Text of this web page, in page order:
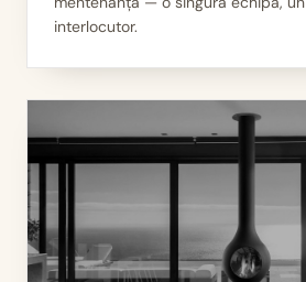
Servicii 360°
interlocutor.